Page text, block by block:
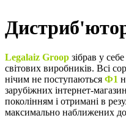
Legalaiz Groop зібрав у
світових виробників. Всі
нічим не поступаються Ф1
зарубіжних інтернет-
поколінням і отримані в
максимально наближених до